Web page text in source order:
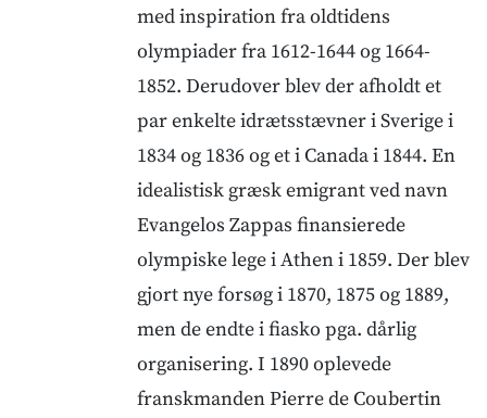
med inspiration fra oldtidens
olympiader fra 1612-1644 og 1664-
1852. Derudover blev der afholdt et
par enkelte idrætsstævner i Sverige i
1834 og 1836 og et i Canada i 1844. En
idealistisk græsk emigrant ved navn
Evangelos Zappas finansierede
olympiske lege i Athen i 1859. Der blev
gjort nye forsøg i 1870, 1875 og 1889,
men de endte i fiasko pga. dårlig
organisering. I 1890 oplevede
franskmanden Pierre de Coubertin